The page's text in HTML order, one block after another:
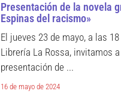
Presentación de la novela
Espinas del racismo»
El jueves 23 de mayo, a las
Librería La Rossa, invitamos
presentación de ...
16 de mayo de 2024